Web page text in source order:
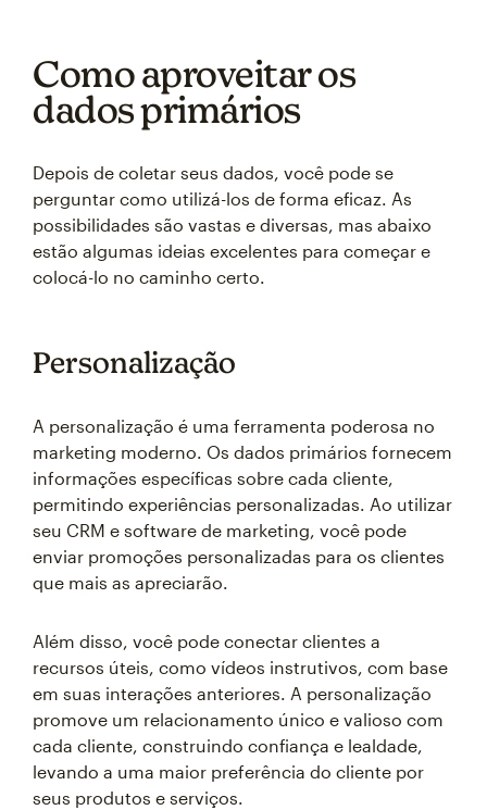
Como aproveitar os
dados primários
Depois de coletar seus dados, você pode se
perguntar como utilizá-los de forma eficaz. As
possibilidades são vastas e diversas, mas abaixo
estão algumas ideias excelentes para começar e
colocá-lo no caminho certo.
Personalização
A personalização é uma ferramenta poderosa no
marketing moderno. Os dados primários fornecem
informações específicas sobre cada cliente,
permitindo experiências personalizadas. Ao utilizar
seu CRM e software de marketing, você pode
enviar promoções personalizadas para os clientes
que mais as apreciarão.
Além disso, você pode conectar clientes a
recursos úteis, como vídeos instrutivos, com base
em suas interações anteriores. A personalização
promove um relacionamento único e valioso com
cada cliente, construindo confiança e lealdade,
levando a uma maior preferência do cliente por
seus produtos e serviços.